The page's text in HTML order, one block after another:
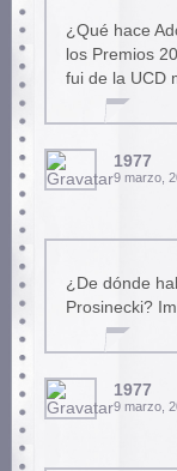
¿Qué hace
los Premios
fui de la UCD
1977
9 marzo,
¿De dónde
Prosinecki?
1977
9 marzo,